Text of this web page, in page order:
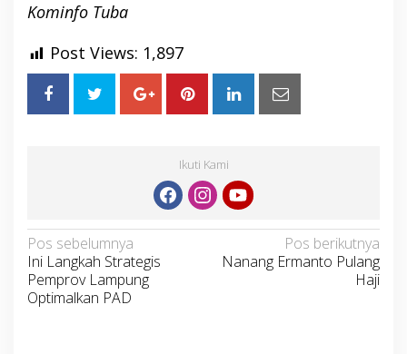
Kominfo Tuba
Post Views: 1,897
Ikuti Kami
Navigasi
pos
Pos sebelumnya
Ini Langkah Strategis
Pemprov Lampung
Optimalkan PAD
Pos berikutnya
Nanang Ermanto Pulang
Haji